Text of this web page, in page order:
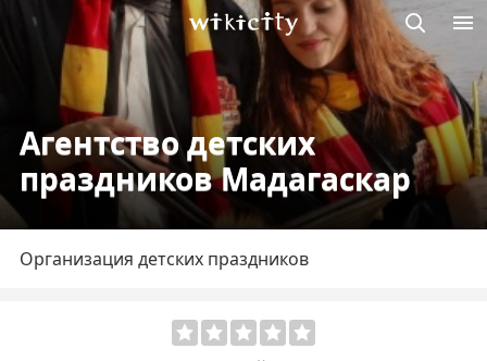
Викисити
Агентство детских
праздников Мадагаскар
Организация детских праздников